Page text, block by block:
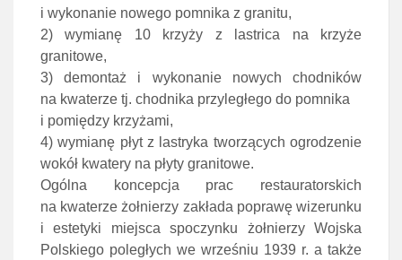
i wykonanie nowego pomnika z granitu,
2) wymianę 10 krzyży z lastrica na krzyże
granitowe,
3) demontaż i wykonanie nowych chodników
na kwaterze tj. chodnika przyległego do pomnika
i pomiędzy krzyżami,
4) wymianę płyt z lastryka tworzących ogrodzenie
wokół kwatery na płyty granitowe.
Ogólna koncepcja prac restauratorskich
na kwaterze żołnierzy zakłada poprawę wizerunku
i estetyki miejsca spoczynku żołnierzy Wojska
Polskiego poległych we wrześniu 1939 r. a także